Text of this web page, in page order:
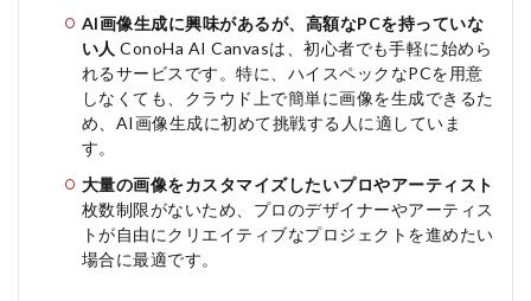
AI画像生成に興味があるが、高額なPCを持っていな
い人 ConoHa AI Canvasは、初心者でも手軽に始めら
れるサービスです。特に、ハイスペックなPCを用意
しなくても、クラウド上で簡単に画像を生成できるた
め、AI画像生成に初めて挑戦する人に適していま
す。
大量の画像をカスタマイズしたいプロやアーティスト
枚数制限がないため、プロのデザイナーやアーティス
トが自由にクリエイティブなプロジェクトを進めたい
場合に最適です。